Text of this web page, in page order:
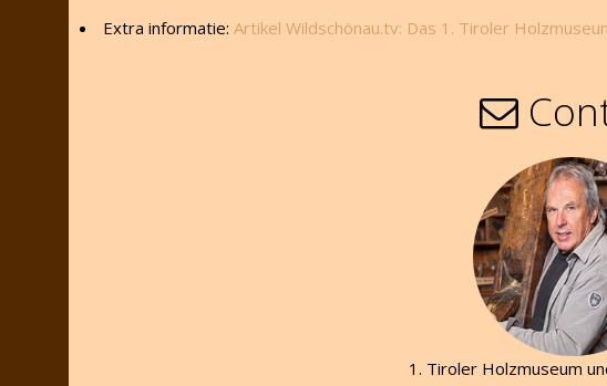
Extra informatie: Artikel Wildschönau.tv: Das 1. Tiroler
1. Tiroler Holzmuseum